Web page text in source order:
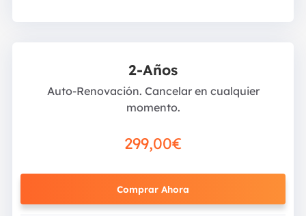
2-Años
Auto-Renovación. Cancelar en cualquier
momento.
299,00€
Comprar Ahora